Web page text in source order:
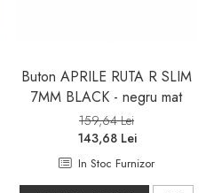
Buton APRILE RUTA R SLIM
7MM BLACK - negru mat
159,64 Lei
143,68 Lei
In Stoc Furnizor